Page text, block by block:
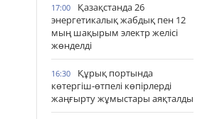
17:00
Қазақстанда 26
энергетикалық жабдық пен 12
мың шақырым электр желісі
жөнделді
16:30
Құрық портында
көтергіш-өтпелі көпірлерді
жаңғырту жұмыстары аяқталды